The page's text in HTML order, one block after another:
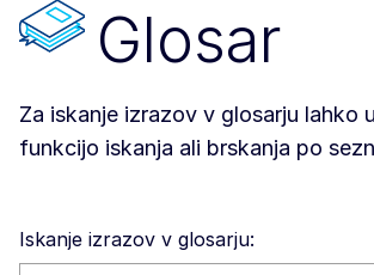
Glosar
Za iskanje izrazov v glosarju lahko
funkcijo iskanja ali brskanja po
Iskanje izrazov v glosarju: